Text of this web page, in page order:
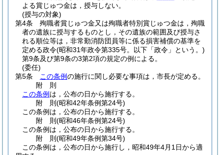
よる賞じゅつ金は，授与しない。
(授与の対象)
第4条
殉職者賞じゅつ金又は殉職者特別賞じゅつ金は，殉職
者の遺族に授与するものとし，その遺族の範囲及び授与さ
れる順位等は，非常勤消防団員等に係る損害補償の基準を
定める政令(昭和31年政令第335号。以下「政令」という。)
第9条及び第9条の3第2項の規定の例による。
(委任)
第5条
この条例の施行に関し必要な事項は，市長が定める。
附 則
この条例 は，公布の日から施行する。
附 則(昭和42年条例第24号)
この条例は，公布の日から施行する。
附 則(昭和46年条例第24号)
この条例は，公布の日から施行する。
附 則(昭和49年条例第34号)
この条例は，公布の日から施行し，昭和49年4月1日から適